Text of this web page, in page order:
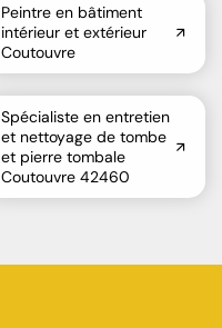
Peintre en bâtiment
intérieur et extérieur
Coutouvre
Spécialiste en entretien
et nettoyage de tombe
et pierre tombale
Coutouvre 42460